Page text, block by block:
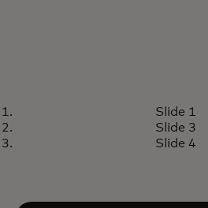
små virksomheder
Slide 1
Slide 3
Slide 4